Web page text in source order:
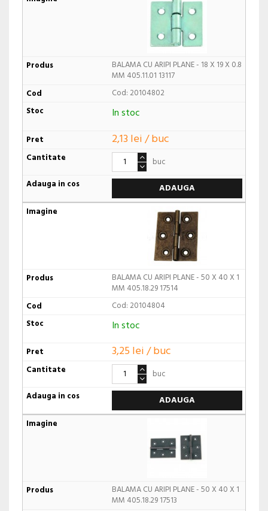
BALAMA CU ARIPI PLANE - 18 X 19 X 0.8
MM 405.11.01 13117
Cod: 20104802
In stoc
2,13 lei / buc
buc
ADAUGA
BALAMA CU ARIPI PLANE - 50 X 40 X 1
MM 405.18.29 17514
Cod: 20104804
In stoc
3,25 lei / buc
buc
ADAUGA
BALAMA CU ARIPI PLANE - 50 X 40 X 1
MM 405.18.29 17513